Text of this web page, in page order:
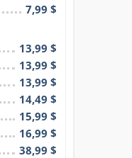
7,99 $
13,99 $
13,99 $
13,99 $
14,49 $
15,99 $
16,99 $
38,99 $